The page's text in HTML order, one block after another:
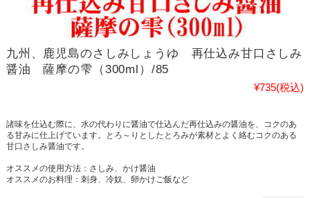
九州、鹿児島のさしみしょうゆ 再仕込み甘口さしみ
醤油 薩摩の雫（300ml）/85
¥735(税込)
諸味を仕込む際に、水の代わりに醤油で仕込んだ再仕込みの醤油を、コクのあ
る甘みに仕上げています。とろ～りとしたとろみが素材とよく絡むコクのある
甘口さしみ醤油です。
オススメの使用方法：さしみ、かけ醤油
オススメのお料理：刺身、冷奴、卵かけご飯など